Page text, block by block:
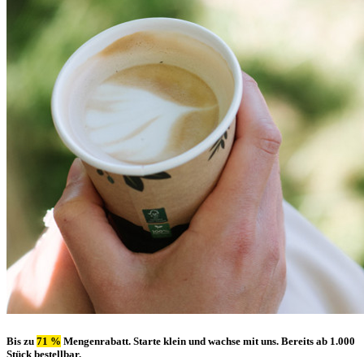
Bis zu 71 % Mengenrabatt. Starte klein und wachse mit uns. Bereits ab 1.000
Stück bestellbar.